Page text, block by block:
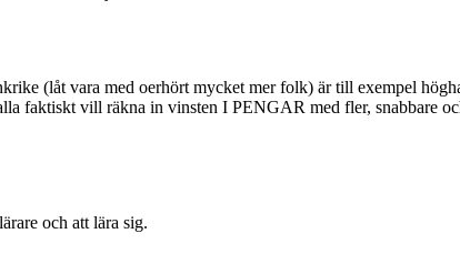
(låt vara med oerhört mycket mer folk) är till exempel
vill räkna in vinsten I PENGAR med fler, snabbare
och att lära sig.